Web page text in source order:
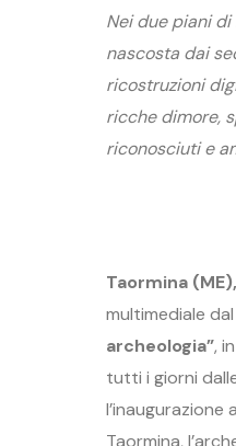
Nei due piani
nascosta dai
ricostruzioni
ricche dimore,
riconosciuti e
Taormina
multimediale
archeologia”,
tutti i giorni
Taormina,